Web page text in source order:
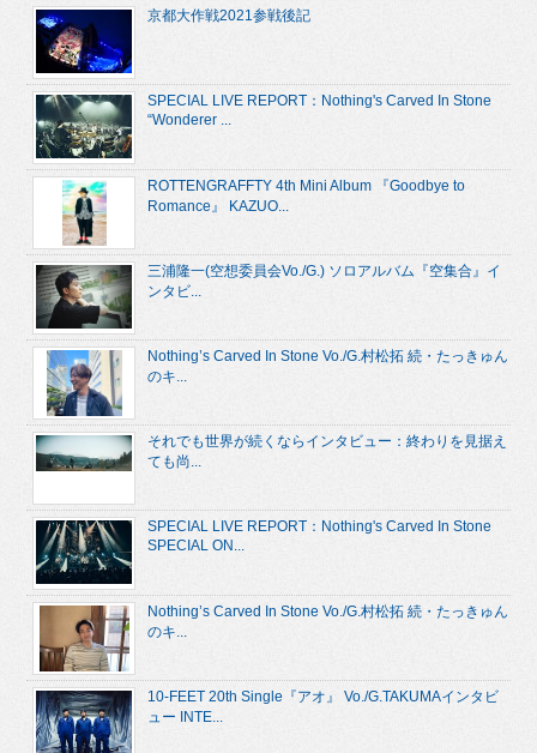
京都大作戦2021参戦後記
SPECIAL LIVE REPORT：Nothing's Carved In Stone
“Wonderer ...
ROTTENGRAFFTY 4th Mini Album 『Goodbye to
Romance』 KAZUO...
三浦隆一(空想委員会Vo./G.) ソロアルバム『空集合』イ
ンタビ...
Nothing’s Carved In Stone Vo./G.村松拓 続・たっきゅん
のキ...
それでも世界が続くならインタビュー：終わりを見据え
ても尚...
SPECIAL LIVE REPORT：Nothing's Carved In Stone
SPECIAL ON...
Nothing’s Carved In Stone Vo./G.村松拓 続・たっきゅん
のキ...
10-FEET 20th Single『アオ』 Vo./G.TAKUMAインタビ
ュー INTE...